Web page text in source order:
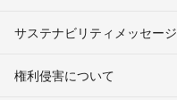
サステナビリティメッセージ
権利侵害について